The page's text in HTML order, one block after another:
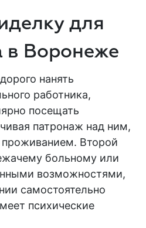
для
в Воронеже
нанять
работника,
посещать
патронаж над ним,
проживанием. Второй
больному или
возможностями,
самостоятельно
психические